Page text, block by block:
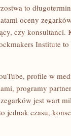
to
oceny
czy konsultanci.
Institute
profile w
programy
jest wart
jednak czasu,